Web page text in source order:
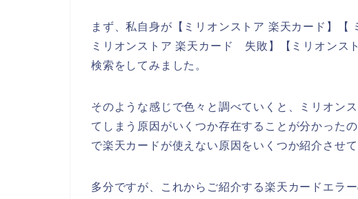
まず、私自身が【ミリオンストア 楽天カード】
ミリオンストア 楽天カード 失敗】【ミリオン
検索をしてみました。
そのような感じで色々と調べていくと、ミリオン
てしまう原因がいくつか存在することが分かった
で楽天カードが使えない原因をいくつか紹介させて
多分ですが、これからご紹介する楽天カードエラ